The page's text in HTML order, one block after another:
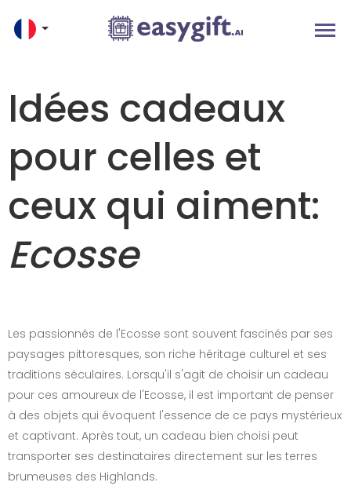
Idées cadeaux
pour celles et
ceux qui aiment:
Ecosse
Les passionnés de l'Ecosse sont souvent fascinés par ses
paysages pittoresques, son riche héritage culturel et ses
traditions séculaires. Lorsqu'il s'agit de choisir un cadeau
pour ces amoureux de l'Ecosse, il est important de penser
à des objets qui évoquent l'essence de ce pays mystérieux
et captivant. Après tout, un cadeau bien choisi peut
transporter ses destinataires directement sur les terres
brumeuses des Highlands.